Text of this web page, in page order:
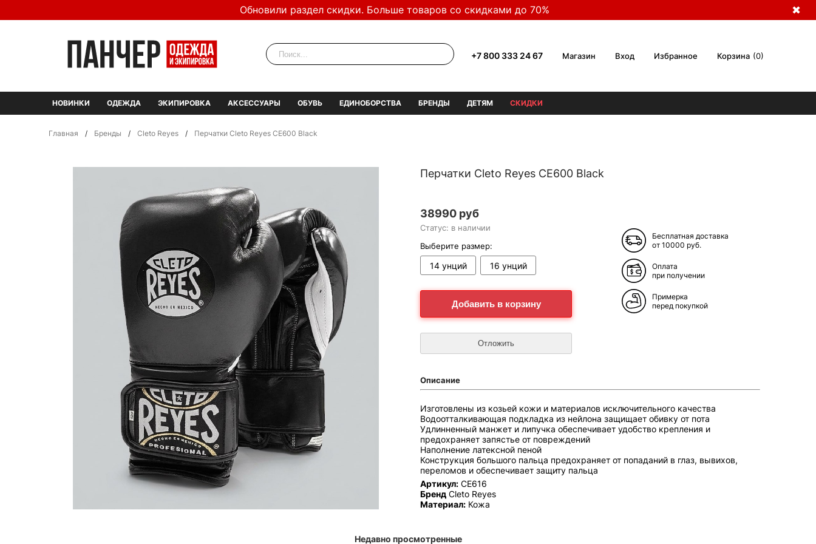
Обновили раздел скидки. Больше товаров со скидками до 70% ✖
+7 800 333 24 67 Магазин Вход Избранное Корзина 0
НОВИНКИ ОДЕЖДА ЭКИПИРОВКА АКСЕССУАРЫ ОБУВЬ ЕДИНОБОРСТВА БРЕНДЫ ДЕТЯМ СКИДКИ
Главная / Бренды / Cleto Reyes / Перчатки Cleto Reyes CE600 Black
Перчатки Cleto Reyes CE600 Black
38990 руб
Статус: в наличии
Выберите размер:
14 унций 16 унций
Бесплатная доставка
от 10000 руб.
Оплата
при получении
Примерка
перед покупкой
Описание
Изготовлены из козьей кожи и материалов исключительного качества
Водоотталкивающая подкладка из нейлона защищает обивку от пота
Удлинненный манжет и липучка обеспечивает удобство крепления и
предохраняет запястье от повреждений
Наполнение латексной пеной
Конструкция большого пальца предохраняет от попаданий в глаз, вывихов,
переломов и обеспечивает защиту пальца
Артикул: CE616
Бренд Cleto Reyes
Материал: Кожа
Недавно просмотренные